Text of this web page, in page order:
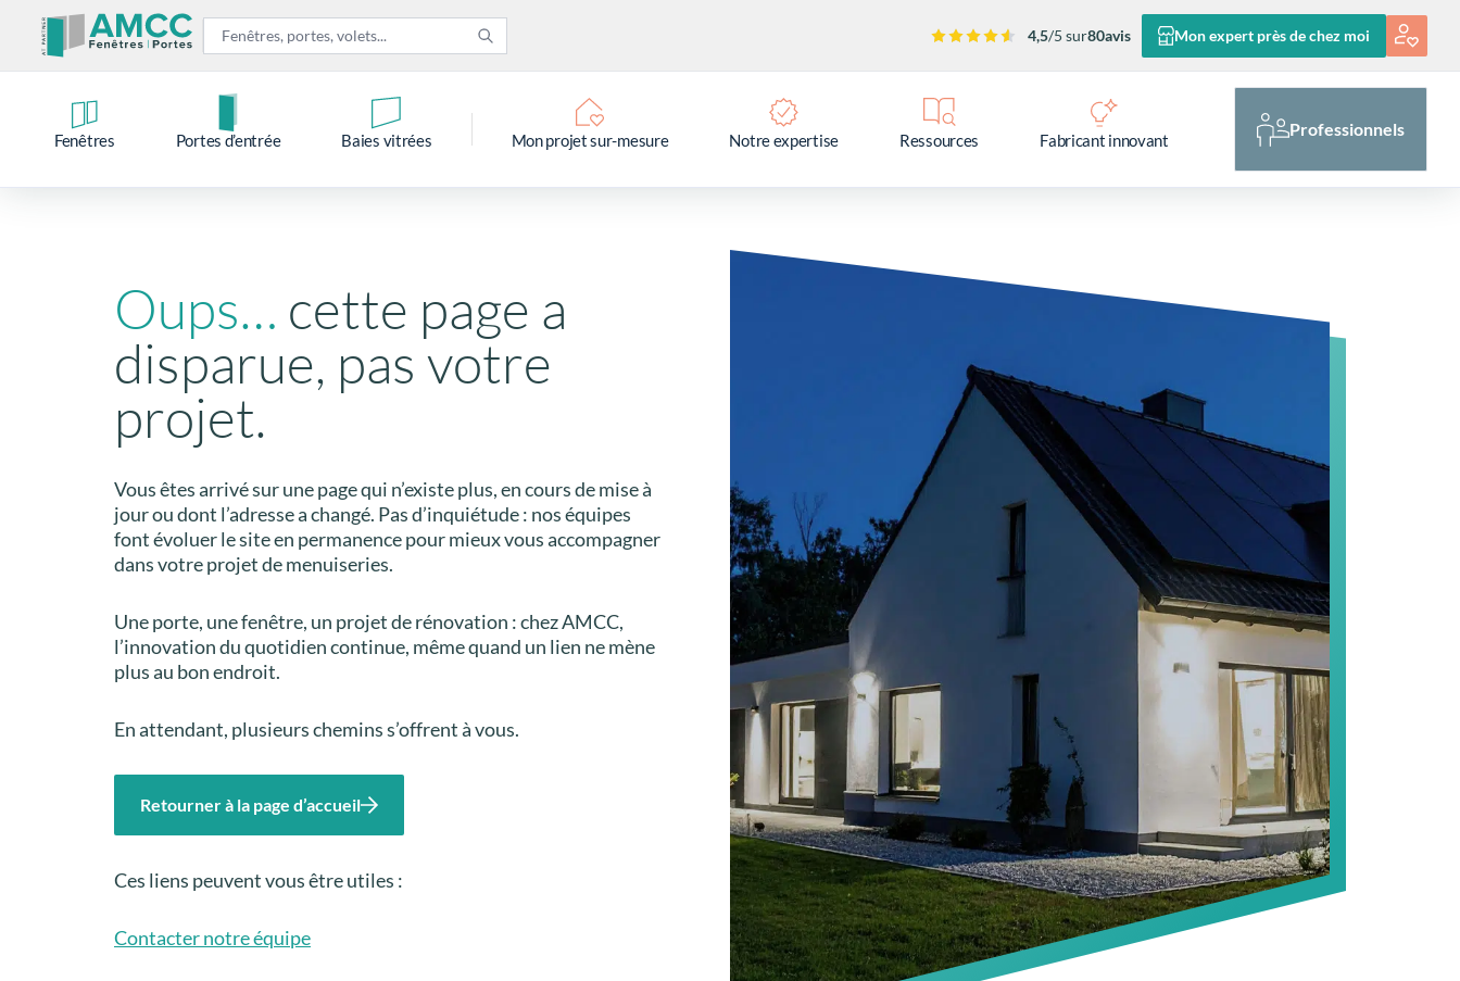
4,5/5 sur80avis Mon expert près de chez moi
Fenêtres Portes d’entrée Baies vitrées Mon projet sur-mesure Notre expertise Ressources Fabricant innovant
Professionnels
Oups… cette page a
disparue, pas votre
projet.
Vous êtes arrivé sur une page qui n’existe plus, en cours de mise à
jour ou dont l’adresse a changé. Pas d’inquiétude : nos équipes
font évoluer le site en permanence pour mieux vous accompagner
dans votre projet de menuiseries.
Une porte, une fenêtre, un projet de rénovation : chez AMCC,
l’innovation du quotidien continue, même quand un lien ne mène
plus au bon endroit.
En attendant, plusieurs chemins s’offrent à vous.
Retourner à la page d’accueil
Ces liens peuvent vous être utiles :
Contacter notre équipe